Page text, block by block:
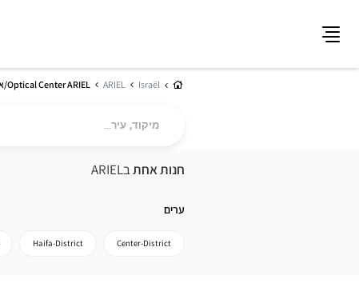
בית Israël
ARIEL Optical Center ARIEL/אריאל
חנות אחתבARIEL
ערים
Center-District
Haifa-District